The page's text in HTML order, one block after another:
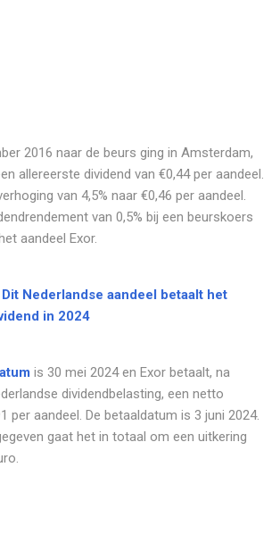
2016 naar de beurs ging in Amsterdam,
allereerste dividend van €0,44 per aandeel.
van 4,5% naar €0,46 per aandeel.
van 0,5% bij een beurskoers
aandeel Exor.
Dit Nederlandse aandeel betaalt het
in 2024
is 30 mei 2024 en Exor betaalt, na
dividendbelasting, een netto
per aandeel. De betaaldatum is 3 juni 2024.
gaat het in totaal om een uitkering